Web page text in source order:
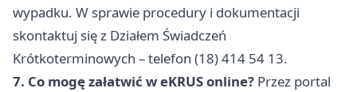
wypadku. W sprawie procedury i dokumentacji
skontaktuj się z Działem Świadczeń
Krótkoterminowych – telefon (18) 414 54 13.
7. Co mogę załatwić w eKRUS online? Przez portal